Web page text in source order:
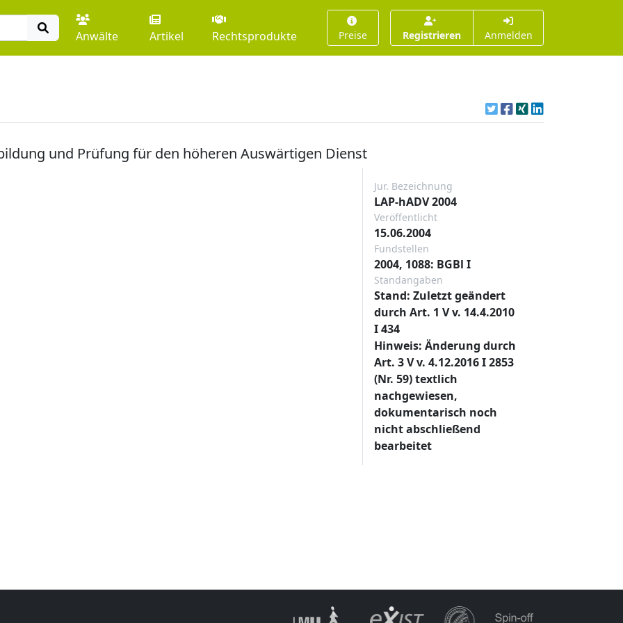
Anwälte Artikel Rechtsprodukte Preise Registrieren Anmelden
und Prüfung für den höheren Auswärtigen Dienst
Jur. Bezeichnung
LAP-hADV 2004
Veröffentlicht
15.06.2004
Fundstellen
2004, 1088: BGBl I
Standangaben
Stand: Zuletzt geändert
durch Art. 1 V v. 14.4.2010
I 434
Hinweis: Änderung durch
Art. 3 V v. 4.12.2016 I 2853
(Nr. 59) textlich
nachgewiesen,
dokumentarisch noch
nicht abschließend
bearbeitet